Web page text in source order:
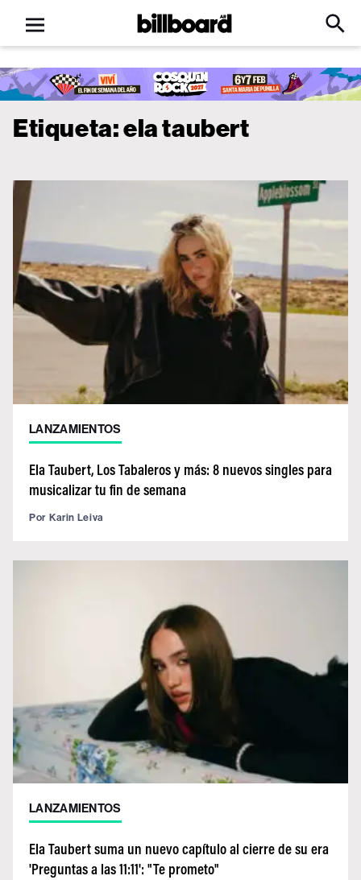
Open
menu
Billboard
Click
Input
Etiqueta:ela taubert
LANZAMIENTOS
Ela Taubert, Los Tabaleros y más: 8 nuevos singles para
musicalizar tu fin de semana
Por Karin Leiva
LANZAMIENTOS
Ela Taubert suma un nuevo capítulo al cierre de su era
'Preguntas a las 11:11': "Te prometo"